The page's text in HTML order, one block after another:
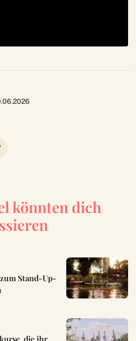
könnten dich
Stand-Up-
die ihr